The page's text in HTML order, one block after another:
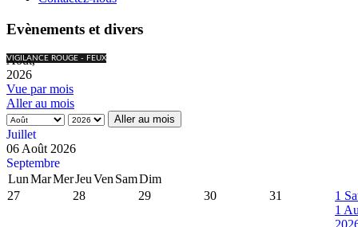
Evènements et divers
VIGILANCE ROUGE - FEUX
Août,
2026
Vue par mois
Aller au mois
Aller au mois
Juillet
06 Août 2026
Septembre
LunMarMerJeuVen SamDim
27
28 29 30 31 1
1